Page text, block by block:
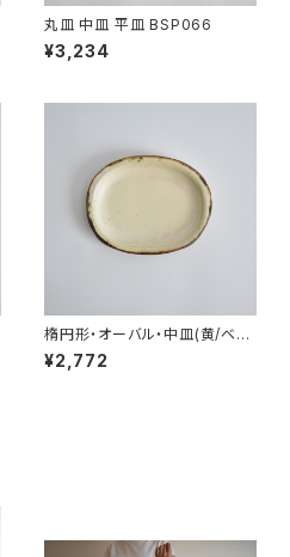
丸皿 中皿 平皿 BSP066
¥3,234
楕円形・オーバル・中皿(黄/ベー
ジュ/マット/茶)
¥2,772